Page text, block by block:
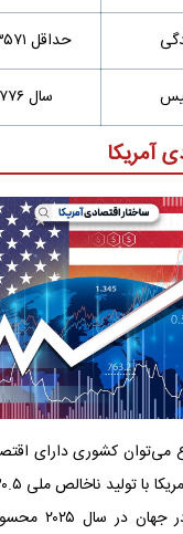
حداقل ۳۵۷۱ دلار در ماه
سال ۱۷۷۶ میلادی
آمریکا
می‌توان کشوری دارای
بزرگترین